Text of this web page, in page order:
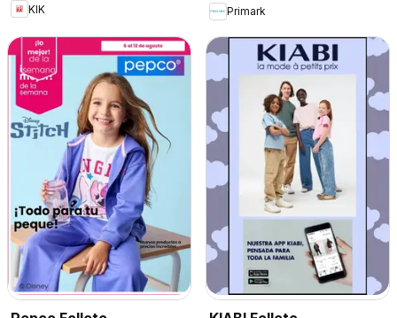
KIK
Primark